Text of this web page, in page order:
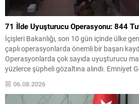
71 İlde Uyuşturucu Operasyonu: 844
İçişleri Bakanlığı, son 10 gün içinde ülke
çaplı operasyonlarda önemli bir başarı
Operasyonlarda çok sayıda uyuşturucu
yüzlerce şüpheli gözaltına alındı. Emniyet
koordinasyonunda yürütülen
yapanlara yönelik eş zamanlı müdahaleler...
06.08.2026